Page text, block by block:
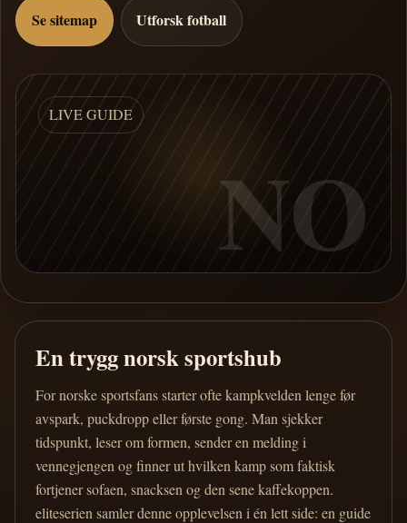
Se sitemap Utforsk fotball
LIVE GUIDE
NO
En trygg norsk sportshub
For norske sportsfans starter ofte kampkvelden lenge før
avspark, puckdropp eller første gong. Man sjekker
tidspunkt, leser om formen, sender en melding i
vennegjengen og finner ut hvilken kamp som faktisk
fortjener sofaen, snacksen og den sene kaffekoppen.
eliteserien samler denne opplevelsen i én lett side: en guide